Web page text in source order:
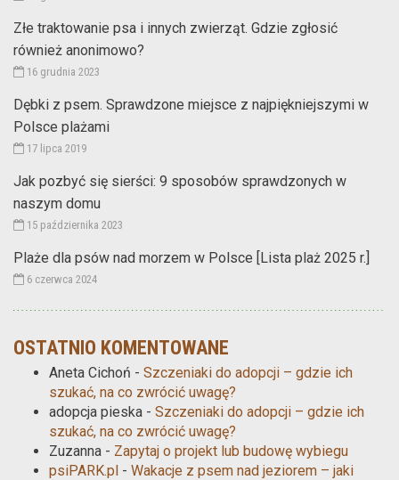
Złe traktowanie psa i innych zwierząt. Gdzie zgłosić
również anonimowo?
16 grudnia 2023
Dębki z psem. Sprawdzone miejsce z najpiękniejszymi w
Polsce plażami
17 lipca 2019
Jak pozbyć się sierści: 9 sposobów sprawdzonych w
naszym domu
15 października 2023
Plaże dla psów nad morzem w Polsce [Lista plaż 2025 r.]
6 czerwca 2024
OSTATNIO KOMENTOWANE
Aneta Cichoń - Szczeniaki do adopcji – gdzie ich
szukać, na co zwrócić uwagę?
adopcja pieska - Szczeniaki do adopcji – gdzie ich
szukać, na co zwrócić uwagę?
Zuzanna - Zapytaj o projekt lub budowę wybiegu
psiPARK.pl - Wakacje z psem nad jeziorem – jaki